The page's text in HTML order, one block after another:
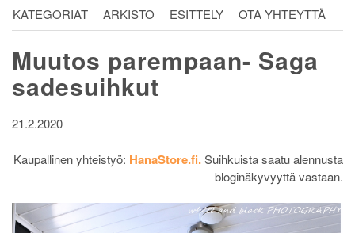
KATEGORIAT ARKISTO ESITTELY OTA YHTEYTTÄ
Muutos parempaan- Saga
sadesuihkut
21.2.2020
Kaupallinen yhteistyö: HanaStore.fi.Suihkuista saatu alennusta
bloginäkyvyyttä vastaan.